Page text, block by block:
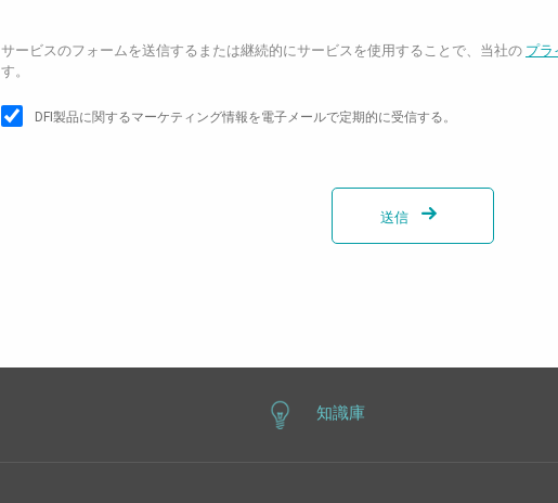
サービスのフォームを送信するまたは継続的にサービスを使用することで、当社の プラ
す。
DFI製品に関するマーケティング情報を電子メールで定期的に受信する。
送信
知識庫